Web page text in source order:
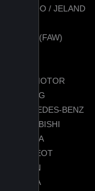
JAECOO / JELAND
JETTA (FAW)
LEAPMOTOR
LIXIANG
MERCEDES-BENZ
MITSUBISHI
OMODA
PEUGEOT
RAVON
SKODA